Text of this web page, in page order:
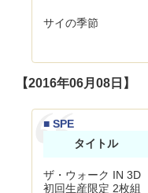
サイの季節
【2016年06月08日】
■ SPE
タイトル
ザ・ウォーク IN 3D
初回生産限定 2枚組